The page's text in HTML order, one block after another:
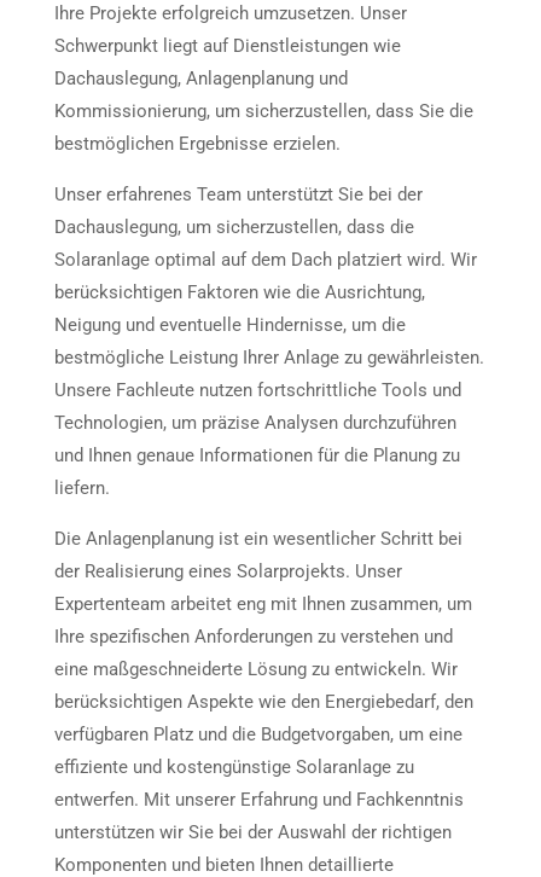
Ihre Projekte erfolgreich umzusetzen. Unser
Schwerpunkt liegt auf Dienstleistungen wie
Dachauslegung, Anlagenplanung und
Kommissionierung, um sicherzustellen, dass Sie die
bestmöglichen Ergebnisse erzielen.
Unser erfahrenes Team unterstützt Sie bei der
Dachauslegung, um sicherzustellen, dass die
Solaranlage optimal auf dem Dach platziert wird. Wir
berücksichtigen Faktoren wie die Ausrichtung,
Neigung und eventuelle Hindernisse, um die
bestmögliche Leistung Ihrer Anlage zu gewährleisten.
Unsere Fachleute nutzen fortschrittliche Tools und
Technologien, um präzise Analysen durchzuführen
und Ihnen genaue Informationen für die Planung zu
liefern.
Die Anlagenplanung ist ein wesentlicher Schritt bei
der Realisierung eines Solarprojekts. Unser
Expertenteam arbeitet eng mit Ihnen zusammen, um
Ihre spezifischen Anforderungen zu verstehen und
eine maßgeschneiderte Lösung zu entwickeln. Wir
berücksichtigen Aspekte wie den Energiebedarf, den
verfügbaren Platz und die Budgetvorgaben, um eine
effiziente und kostengünstige Solaranlage zu
entwerfen. Mit unserer Erfahrung und Fachkenntnis
unterstützen wir Sie bei der Auswahl der richtigen
Komponenten und bieten Ihnen detaillierte